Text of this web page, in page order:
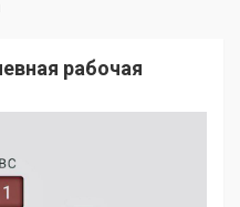
рабочая